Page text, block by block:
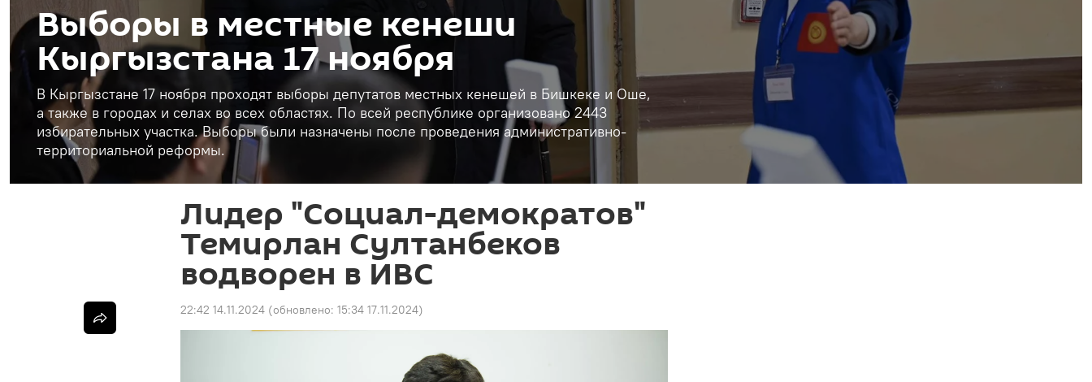
Выборы в местные кенеши
Кыргызстана 17 ноября
В Кыргызстане 17 ноября проходят выборы депутатов местных кенешей в Бишкеке и Оше,
а также в городах и селах во всех областях. По всей республике организовано 2443
избирательных участка. Выборы были назначены после проведения административно-
территориальной реформы.
Лидер "Социал-демократов"
Темирлан Султанбеков
водворен в ИВС
22:42 14.11.2024 (обновлено: 15:34 17.11.2024)